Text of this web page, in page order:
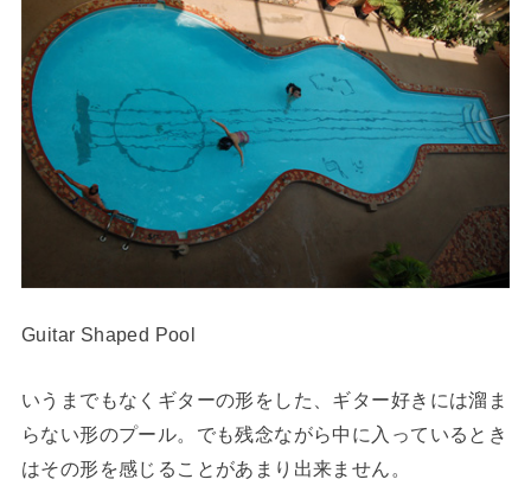
Guitar Shaped Pool
いうまでもなくギターの形をした、ギター好きには溜ま
らない形のプール。でも残念ながら中に入っているとき
はその形を感じることがあまり出来ません。